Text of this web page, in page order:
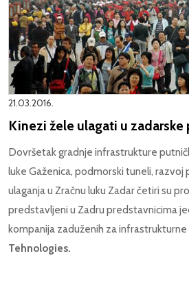
21.03.2016.
Kinezi žele ulagati u zadarske
Dovršetak gradnje infrastrukture
luke Gaženica, podmorski tuneli,
ulaganja u Zračnu luku Zadar četiri su
predstavljeni u Zadru predstavnicima
kompanija zaduženih za
Tehnologies.